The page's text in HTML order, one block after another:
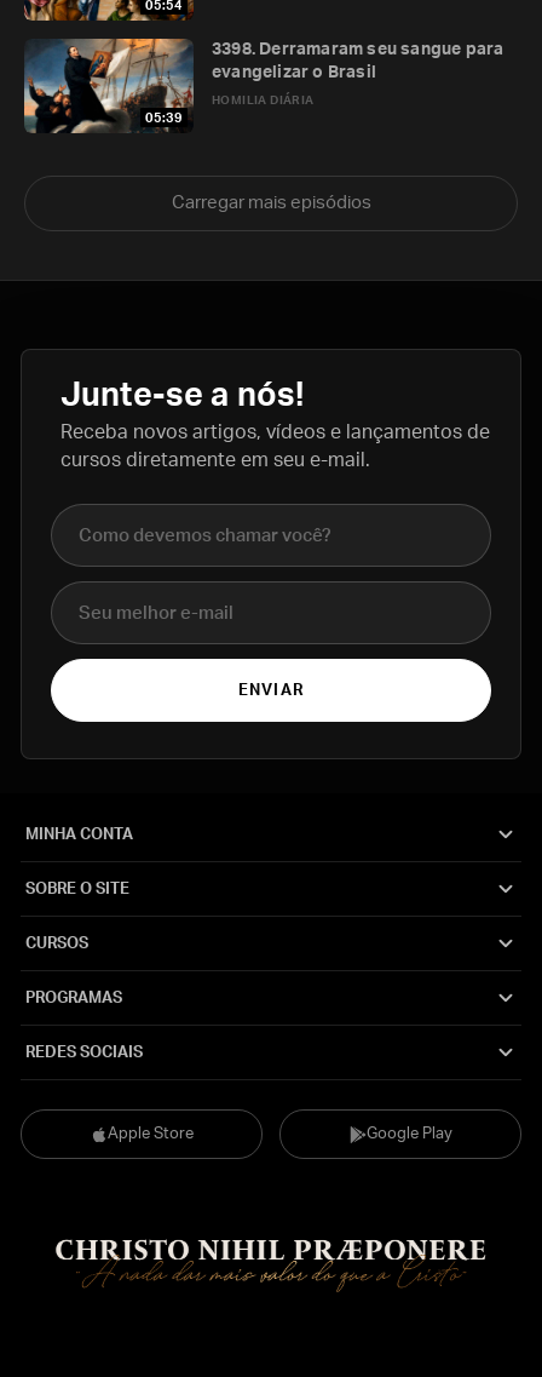
05:54
05:39
HOMILIA DIÁRIA
3398. Derramaram seu sangue para
evangelizar o Brasil
Carregar mais episódios
Junte-se a nós!
Receba novos artigos, vídeos e lançamentos de
cursos diretamente em seu e-mail.
Nome completo
E-mail
ENVIAR
Apple Store Google Play
MINHA CONTA
SOBRE O SITE
CURSOS
PROGRAMAS
REDES SOCIAIS